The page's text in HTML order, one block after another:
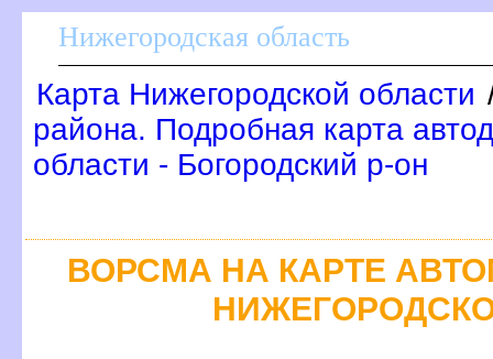
Нижегородская область
Карта Нижегородской области
района. Подробная карта
области - Богородский р-он
ОРСМА НА КАРТЕ